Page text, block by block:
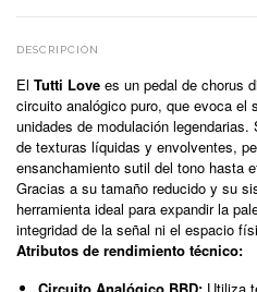
DESCRIPCIÓN
El Tutti Love es un pedal de chorus
circuito analógico puro, que evoca el
unidades de modulación
de texturas líquidas y envolventes,
ensanchamiento sutil del tono hasta
Gracias a su tamaño reducido y su
herramienta ideal para expandir la
integridad de la señal ni el espacio
Atributos de rendimiento técnico:
Circuito Analógico BBD: Utiliza